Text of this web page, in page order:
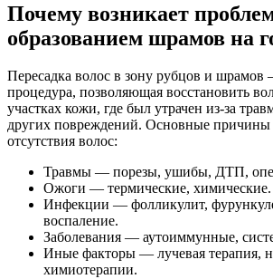
Почему возникает
образованием шрамов на
Пересадка волос в зону рубцов и шрамов
процедура, позволяющая восстановить
участках кожи, где был утрачен из-за
других повреждений. Основные причины
отсутствия волос:
Травмы — порезы, ушибы, ДТП,
Ожоги — термические, химические.
Инфекции — фолликулит,
воспаление.
Заболевания — аутоиммунные,
Иные факторы — лучевая терапия,
химиотерапии.